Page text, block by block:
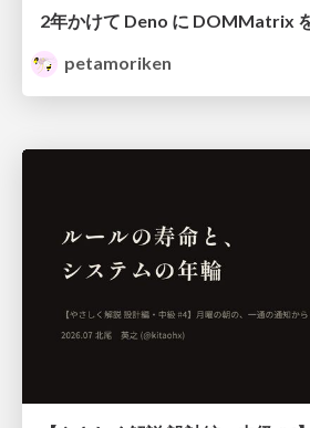
petamoriken